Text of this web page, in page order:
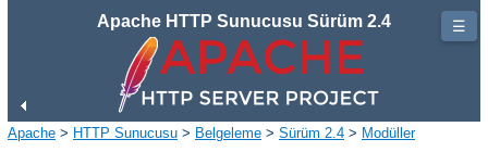
Apache HTTP Sunucusu Sürüm 2.4
Apache > HTTP Sunucusu > Belgeleme > Sürüm 2.4 > Modüller
☰